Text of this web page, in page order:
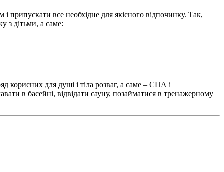
припускати все необхідне для якісного відпочинку. Так,
з дітьми, а саме:
корисних для душі і тіла розваг, а саме – СПА і
в басейні, відвідати сауну, позайматися в тренажерному